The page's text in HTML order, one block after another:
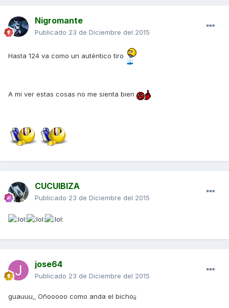
Nigromante
Publicado 23 de Diciembre del 2015
Hasta 124 va como un auténtico tiro
A mi ver estas cosas no me sienta bien
CUCUIBIZA
Publicado 23 de Diciembre del 2015
jose64
Publicado 23 de Diciembre del 2015
guauuu_ Oñooooo como anda el bicho¡¡